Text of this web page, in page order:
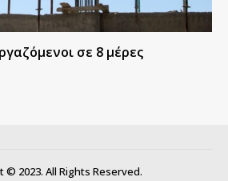
σε 8 μέρες
© 2023. All Rights Reserved.